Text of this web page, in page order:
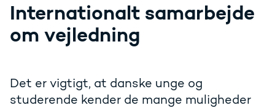
Internationalt samarbejde
om vejledning
Det er vigtigt, at danske unge og
studerende kender de mange muligheder